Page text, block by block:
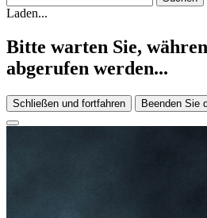
Laden...
Bitte warten Sie,
abgerufen werden...
Schließen und fortfahren Beenden Sie